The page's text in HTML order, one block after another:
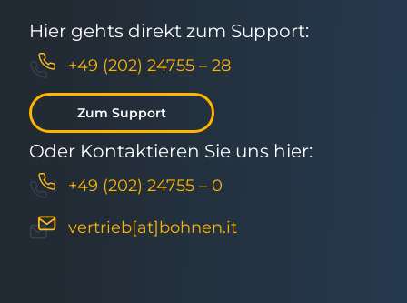
Hier gehts direkt zum Support:
+49 (202) 24755 – 28
Zum Support
Oder Kontaktieren Sie uns hier:
+49 (202) 24755 – 0
vertrieb[at]bohnen.it